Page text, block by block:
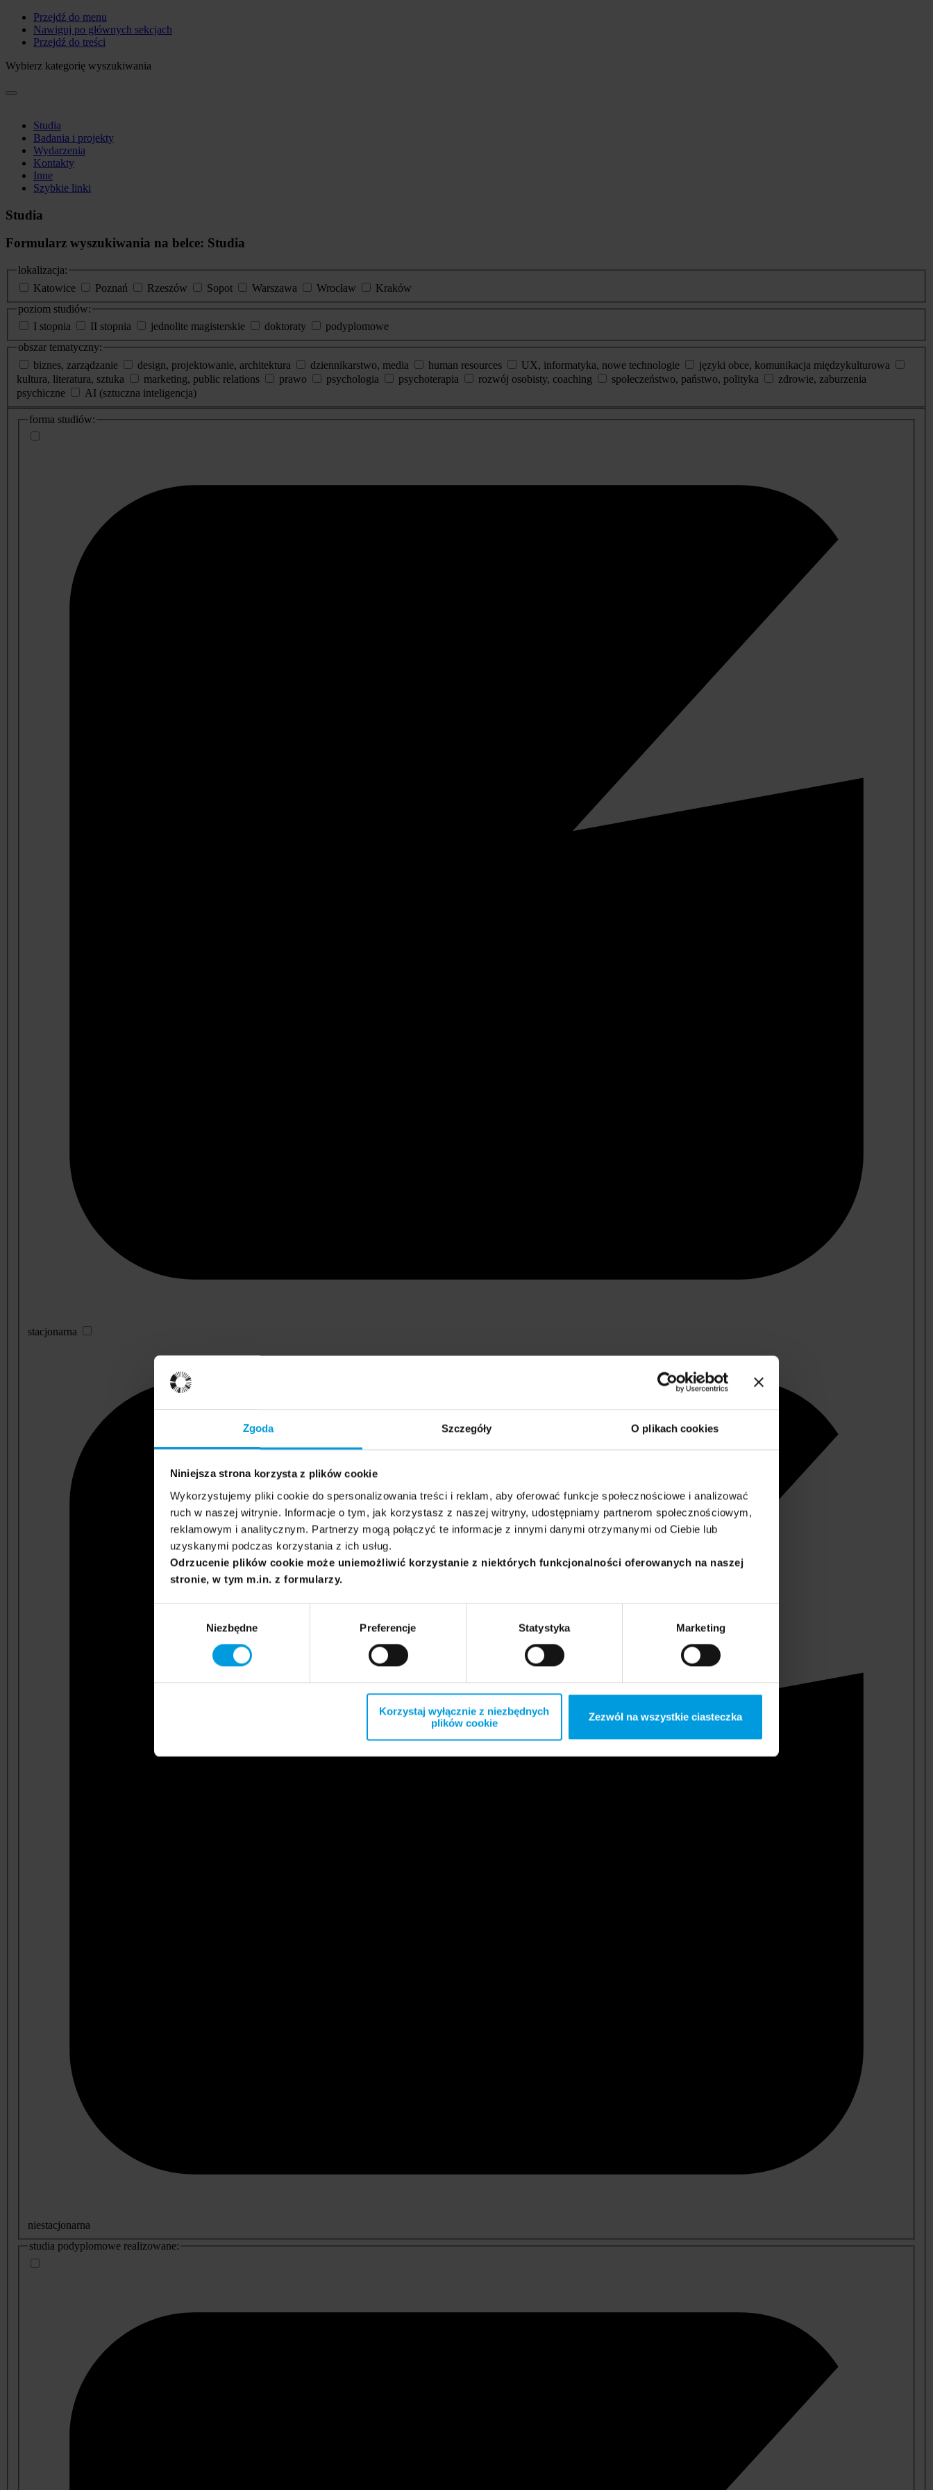
Zgoda Szczegóły O plikach cookies
Niniejsza strona korzysta z plików cookie
Wykorzystujemy pliki cookie do spersonalizowania treści i reklam, aby oferować funkcje społecznościowe i analizować
ruch w naszej witrynie. Informacje o tym, jak korzystasz z naszej witryny, udostępniamy partnerom społecznościowym,
reklamowym i analitycznym. Partnerzy mogą połączyć te informacje z innymi danymi otrzymanymi od Ciebie lub
uzyskanymi podczas korzystania z ich usług.
Odrzucenie plików cookie może uniemożliwić korzystanie z niektórych funkcjonalności oferowanych na naszej
stronie, w tym m.in. z formularzy.
Niezbędne Preferencje Statystyka Marketing
Korzystaj wyłącznie z niezbędnych
plików cookie
Zezwól na wszystkie ciasteczka
Przejdź do menu
Nawiguj po głównych sekcjach
Przejdź do treści
Wybierz kategorię wyszukiwania
Studia
Badania i projekty
Wydarzenia
Kontakty
Inne
Szybkie linki
Studia
Formularz wyszukiwania na belce: Studia
lokalizacja:
Katowice
Poznań Rzeszów Sopot Warszawa Wrocław
Kraków
poziom studiów:
I stopnia
II stopnia jednolite magisterskie doktoraty
podyplomowe
obszar tematyczny:
biznes, zarządzanie
design, projektowanie, architektura dziennikarstwo, media human resources UX, informatyka, nowe technologie
języki obce, komunikacja międzykulturowa
kultura, literatura, sztuka
marketing, public relations prawo psychologia psychoterapia rozwój osobisty, coaching społeczeństwo, państwo, polityka
zdrowie, zaburzenia
psychiczne
AI (sztuczna inteligencja)
dodatkowe
informacje
forma studiów:
stacjonarna
niestacjonarna
studia podyplomowe realizowane: